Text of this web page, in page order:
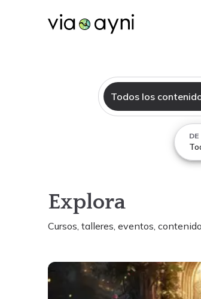
Todos los
DE
Explora
Cursos, talleres, eventos,